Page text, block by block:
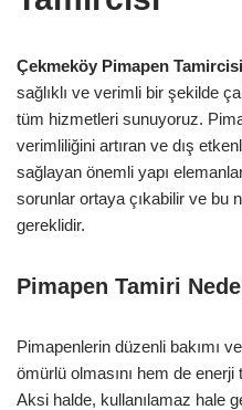
Çekmeköy Pimapen Tamircisi
sağlıklı ve verimli bir şekilde
tüm hizmetleri sunuyoruz.
verimliliğini artıran ve dış
sağlayan önemli yapı
sorunlar ortaya çıkabilir ve bu
gereklidir.
Pimapen Tamiri
Pimapenlerin düzenli bakımı
ömürlü olmasını hem de
Aksi halde, kullanılamaz hale